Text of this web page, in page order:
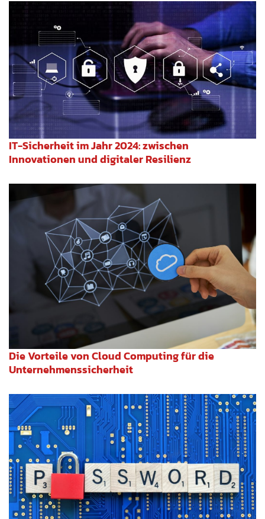
IT-Sicherheit im Jahr 2024: zwischen
Innovationen und digitaler Resilienz
Die Vorteile von Cloud Computing für die
Unternehmenssicherheit